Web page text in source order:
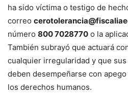
ha sido víctima o testigo de
correo
número 800 7028770 o la
También subrayó que actuará
cualquier irregularidad y que
deben desempeñarse con
los derechos humanos.